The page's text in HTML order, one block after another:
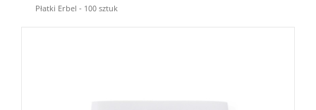
Płatki Erbel - 100 sztuk